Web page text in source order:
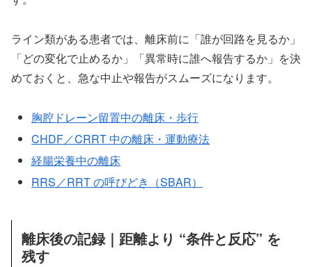
ライン類がある患者では、離床前に「誰が回路を見るか」
「どの変化で止めるか」「異常時に誰へ報告するか」を決
めておくと、急な中止や報告がスムーズになります。
胸腔ドレーン留置中の離床・歩行
CHDF／CRRT 中の離床・運動療法
経腸栄養中の離床
RRS／RRT の呼びどき（SBAR）
離床後の記録｜距離より “条件と反応” を
残す